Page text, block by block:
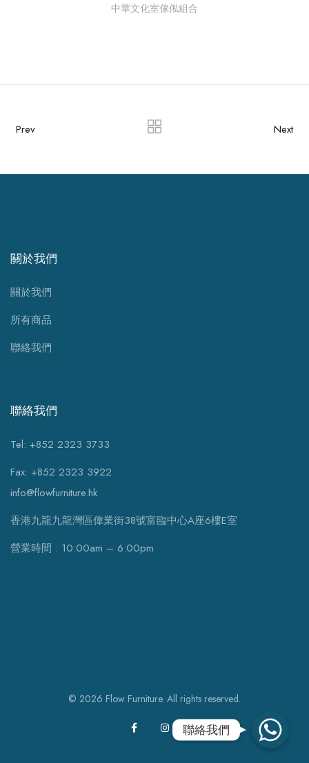
中華文化室傢俬組合
Prev Next
關於我們
關於我們
所有商品
聯絡我們
聯絡我們
Tel: +852 2323 3733
Fax: +852 2323 3922
info@flowfurniture.hk
香港九龍九龍灣區偉業街38號富臨中心A座6樓E室
營業時間 : 10:00am – 6:00pm
© 2026 Flow Furniture. All rights reserved.
聯絡我們